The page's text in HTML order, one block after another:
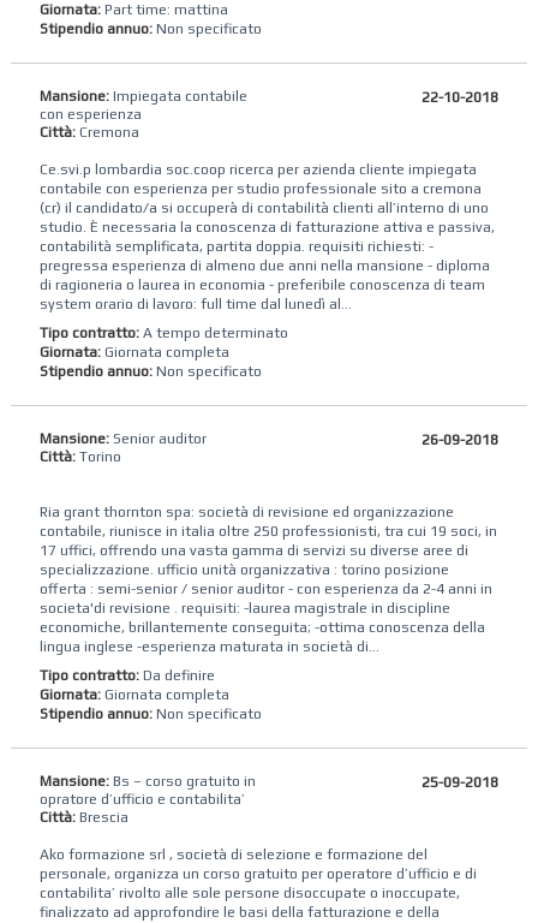
Giornata: Part time: mattina
Stipendio annuo: Non specificato
Mansione:Impiegata contabile
con esperienza
Città:Cremona
22-10-2018
Ce.svi.p lombardia soc.coop ricerca per azienda cliente impiegata
contabile con esperienza per studio professionale sito a cremona
(cr) il candidato/a si occuperà di contabilità clienti all’interno di uno
studio. È necessaria la conoscenza di fatturazione attiva e passiva,
contabilità semplificata, partita doppia. requisiti richiesti: -
pregressa esperienza di almeno due anni nella mansione - diploma
di ragioneria o laurea in economia - preferibile conoscenza di team
system orario di lavoro: full time dal lunedì al...
Tipo contratto:A tempo determinato
Giornata: Giornata completa
Stipendio annuo: Non specificato
Mansione:Senior auditor
Città:Torino
26-09-2018
Ria grant thornton spa: società di revisione ed organizzazione
contabile, riunisce in italia oltre 250 professionisti, tra cui 19 soci, in
17 uffici, offrendo una vasta gamma di servizi su diverse aree di
specializzazione. ufficio unità organizzativa : torino posizione
offerta : semi-senior / senior auditor - con esperienza da 2-4 anni in
societa'di revisione . requisiti: -laurea magistrale in discipline
economiche, brillantemente conseguita; -ottima conoscenza della
lingua inglese -esperienza maturata in società di...
Tipo contratto:Da definire
Giornata: Giornata completa
Stipendio annuo: Non specificato
Mansione:Bs – corso gratuito in
opratore d’ufficio e contabilita’
Città:Brescia
25-09-2018
Ako formazione srl , società di selezione e formazione del
personale, organizza un corso gratuito per operatore d’ufficio e di
contabilita’ rivolto alle sole persone disoccupate o inoccupate,
finalizzato ad approfondire le basi della fatturazione e della